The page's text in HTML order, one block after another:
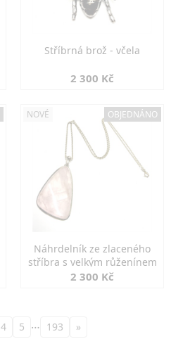
Stříbrná brož - včela
2 300 Kč
NOVÉ OBJEDNÁNO
Náhrdelník ze zlaceného
stříbra s velkým růženínem
2 300 Kč
4 5 … 193 »